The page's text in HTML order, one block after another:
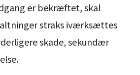
er bekræftet, skal
straks iværksættes
skade, sekundær